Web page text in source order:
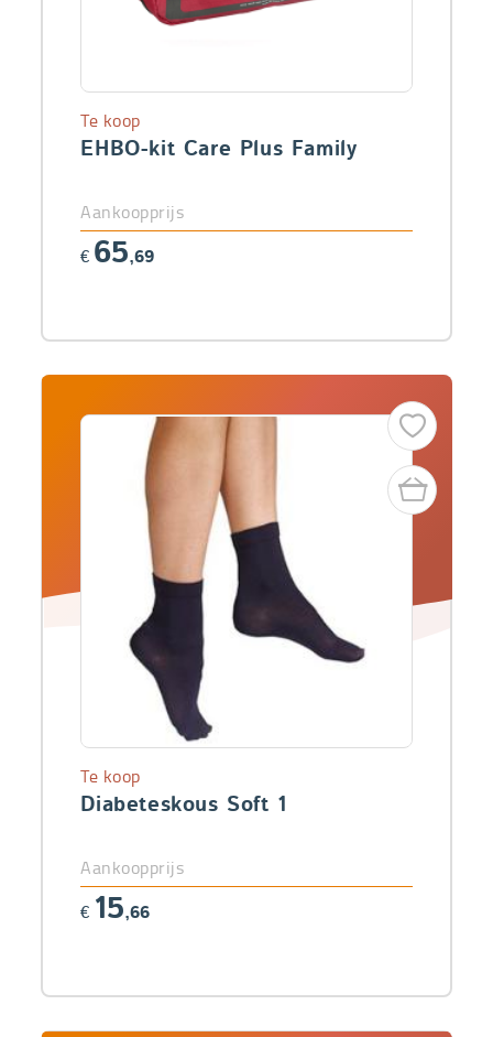
EHBO-kit Care Plus Family
Te koop
Aankoopprijs
€ 65,69
Diabeteskous Soft 1
Te koop
Aankoopprijs
€ 15,66